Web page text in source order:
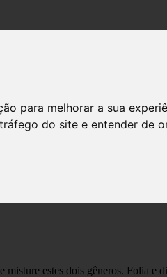
para melhorar a sua
do site e entender de
encontrar os clássicos das
estes dois gêneros. Folia e